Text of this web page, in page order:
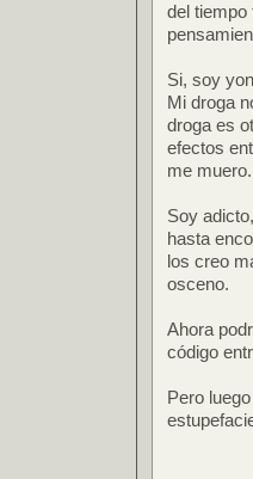
del tiempo
Si, soy
Mi droga
droga es
efectos
me muero.
Soy
hasta
los creo
osceno.
Ahora
código
Pero